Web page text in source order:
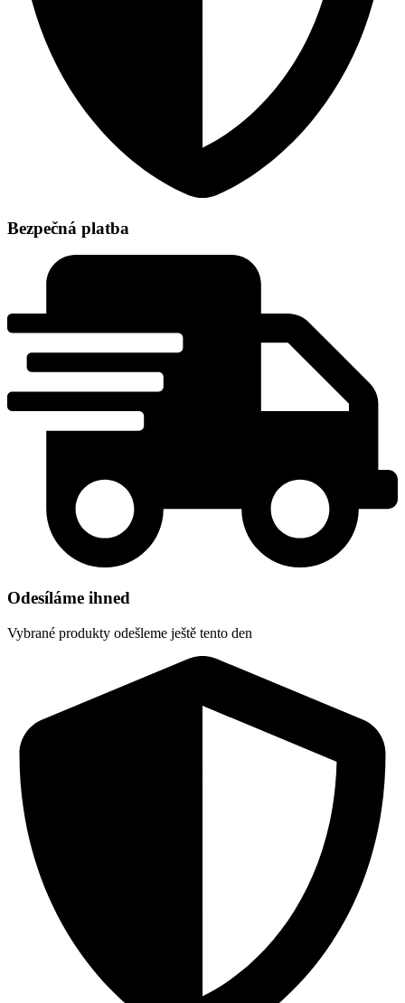
Bezpečná platba
Odesíláme ihned
Vybrané produkty odešleme ještě tento den